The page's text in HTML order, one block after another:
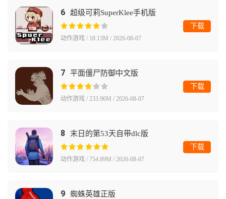
6 超级可莉SuperKlee手机版
动作游戏 / 18.13M / 2026-08-07
下载
7 平面僵尸防御中文版
动作游戏 / 233.96M / 2026-08-07
下载
8 末日的第53天自带dlc版
动作游戏 / 754.89M / 2026-08-07
下载
9 蜘蛛英雄正版